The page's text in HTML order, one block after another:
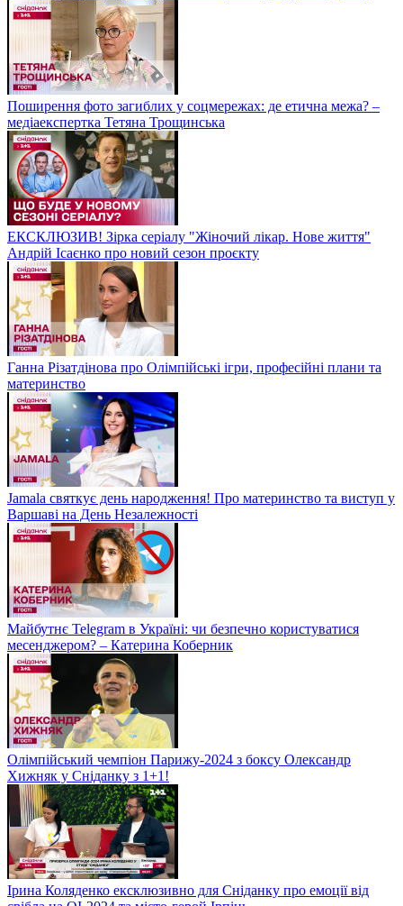
Поширення фото загиблих у соцмережах: де етична межа? –
медіаекспертка Тетяна Трощинська
ЕКСКЛЮЗИВ! Зірка серіалу "Жіночий лікар. Нове життя"
Андрій Ісаєнко про новий сезон проєкту
Ганна Різатдінова про Олімпійські ігри, професійні плани та
материнство
Jamala святкує день народження! Про материнство та виступ у
Варшаві на День Незалежності
Майбутнє Telegram в Україні: чи безпечно користуватися
месенджером? – Катерина Коберник
Олімпійський чемпіон Парижу-2024 з боксу Олександр
Хижняк у Сніданку з 1+1!
Ірина Коляденко ексклюзивно для Сніданку про емоції від